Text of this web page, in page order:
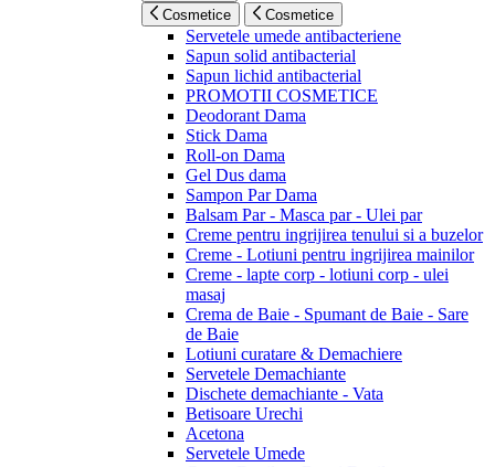
Cosmetice Cosmetice
Servetele umede antibacteriene
Sapun solid antibacterial
Sapun lichid antibacterial
PROMOTII COSMETICE
Deodorant Dama
Stick Dama
Roll-on Dama
Gel Dus dama
Sampon Par Dama
Balsam Par - Masca par - Ulei par
Creme pentru ingrijirea tenului si a buzelor
Creme - Lotiuni pentru ingrijirea mainilor
Creme - lapte corp - lotiuni corp - ulei
masaj
Crema de Baie - Spumant de Baie - Sare
de Baie
Lotiuni curatare & Demachiere
Servetele Demachiante
Dischete demachiante - Vata
Betisoare Urechi
Acetona
Servetele Umede